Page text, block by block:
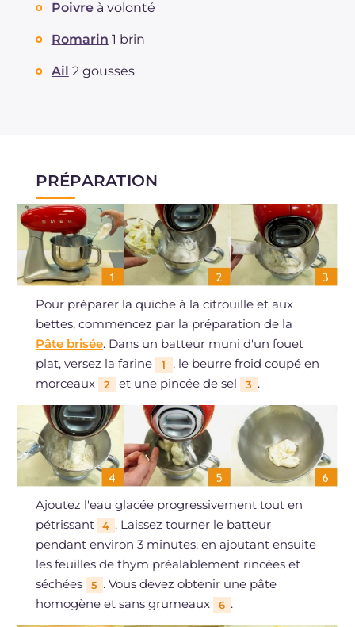
Poivre à volonté
Romarin 1 brin
Ail 2 gousses
PRÉPARATION
Pour préparer la quiche à la citrouille et aux
bettes, commencez par la préparation de la
Pâte brisée. Dans un batteur muni d'un fouet
plat, versez la farine
1
, le beurre froid coupé en
morceaux
2 et une pincée de sel 3 .
Ajoutez l'eau glacée progressivement tout en
pétrissant
4 . Laissez tourner le batteur
pendant environ 3 minutes, en ajoutant ensuite
les feuilles de thym préalablement rincées et
séchées
5 . Vous devez obtenir une pâte
homogène et sans grumeaux
6 .